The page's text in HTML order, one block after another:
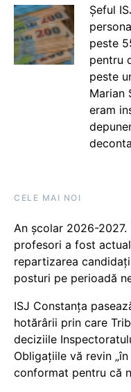
Șeful
peste
pentru
peste
Marian
eram
CELE MAI NOI
An școlar 2026-
profesori a fost
repartizarea
posturi pe perioadă
ISJ Constanța
hotărârii prin care
deciziile
Obligațiile vă revin
conformat pentru că